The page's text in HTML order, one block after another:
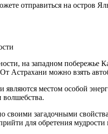
отправиться на
на западном побережье
Астрахани можно взять
местом особой
своими загадочными
для обретения мудрости